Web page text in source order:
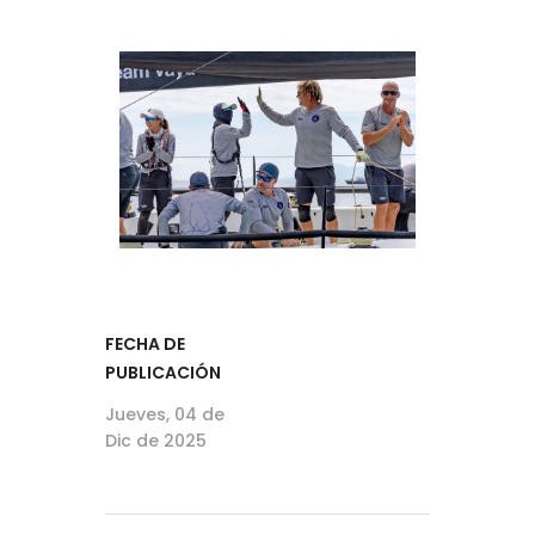
FECHA DE
PUBLICACIÓN
Jueves, 04 de
Dic de 2025